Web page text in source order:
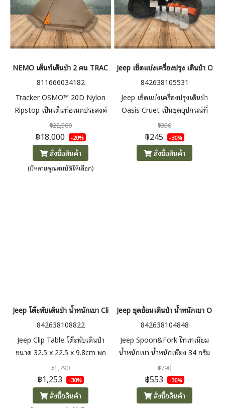
NEMO เต็นท์เดินป่า 2 คน TRACKER OSMO 2P
811666034182
Tracker OSMO™ 20D Nylon
Ripstop เป็นเต็นท์อเนกประสงค์
น้ำหนักที่พกพาสะดวก เต็นท์รุ่นนี้
เป็นตัวเลือกที่ดีสำหรับนักล่าที่
ต้องการไปให้ไกลที่สุด พร้อมผ้า
คลุมกันฝนแบบคลุมทั้งตัวพร้อม
กระโปรงกันหิมะ เสา Easton
฿22,500
฿18,000 -20%
สั่งซื้อสินค้า
(มีหลายคุณสมบัติให้เลือก)
Jeep เซ็ตแบ่งเครื่องปรุง เดินป่า
842638105531
Jeep เซ็ตแบ่งเครื่องปรุงเดินป่า
Oasis Cruet เป็นชุดอุปกรณ์ที่
ออกแบบมาเพื่อใช้ในการเดินป่า
หรือกิจกรรมกลางแจ้ง เพื่อสะดวก
ในการพกพาและใช้งานเครื่องปรุง
ต่างๆ โดยเฉพาะในช่วงที่ไปแคมป์
฿350
฿245 -30%
สั่งซื้อสินค้า
Jeep โต๊ะพับเดินป่า น้ำหนักเบา Clip Table
842638108822
Jeep Clip Table โต๊ะพับเดินป่า
ขนาด 32.5 x 22.5 x 9.8cm พก
พาสะดวก น้ำหนักเบาเพียง 289g.
฿1,790
฿1,253 -30%
สั่งซื้อสินค้า
Jeep ชุดช้อนเดินป่า น้ำหนักเบา
842638104848
Jeep Spoon&Fork ไทเทเนียม
น้ำหนักเบา น้ำหนักเพียง 34 กรัม
(2 ชิ้น) สำหรับผู้ที่ต้องการอุปกรณ์
น้ำหนักเบา
฿790
฿553 -30%
สั่งซื้อสินค้า